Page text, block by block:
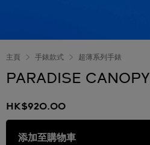
主頁 手錶款式 超薄系列手錶
PARADISE CANOPY
HK$920.00
添加至購物車